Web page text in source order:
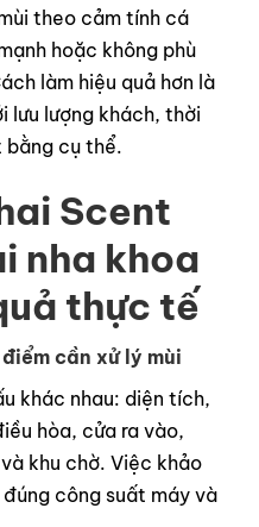
theo cảm tính cá
hoặc không phù
làm hiệu quả hơn là
lưu lượng khách, thời
bằng cụ thể.
Scent
nha khoa
thực tế
cần xử lý mùi
khác nhau: diện tích,
hòa, cửa ra vào,
khu chờ. Việc khảo
công suất máy và